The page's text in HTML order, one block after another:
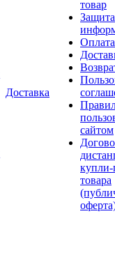
Доставка
товар
Защита
Оплата
сайтом
товара